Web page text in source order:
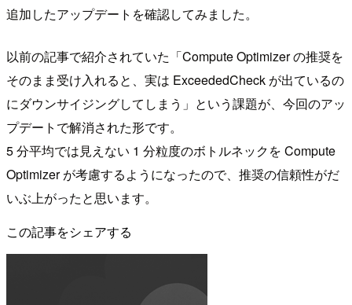
追加したアップデートを確認してみました。
以前の記事で紹介されていた「Compute Optimizer の推奨を
そのまま受け入れると、実は ExceededCheck が出ているの
にダウンサイジングしてしまう」という課題が、今回のアッ
プデートで解消された形です。
5 分平均では見えない 1 分粒度のボトルネックを Compute
Optimizer が考慮するようになったので、推奨の信頼性がだ
いぶ上がったと思います。
この記事をシェアする